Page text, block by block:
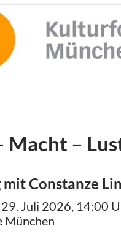
Macht –
mit Constanze
Juli 2026, 14:00
München